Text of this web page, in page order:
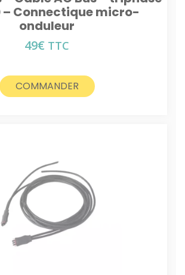
– Connectique micro-
onduleur
49€ TTC
COMMANDER